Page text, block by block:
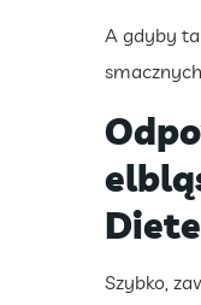
A gdyby
Szybko,